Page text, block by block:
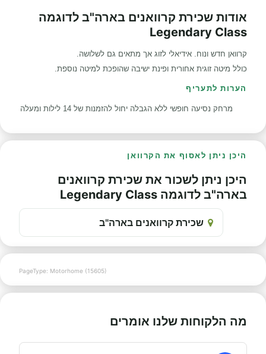
אודות שכירת קרוואנים בארה"ב לדוגמה
Legendary Class
קרוואן חדש ונוח. אידיאלי לזוג אך מתאים גם לשלושה.
כולל מיטה זוגית אחורית ופינת ישיבה שהופכת למיטה נוספת.
הערות לתעריף
מרחק נסיעה חופשי ללא הגבלה יחול להזמנות של 14 לילות ומעלה
היכן ניתן לאסוף את הקרוואן
היכן ניתן לשכור את שכירת קרוואנים
בארה"ב לדוגמה Legendary Class
שכירת קרוואנים בארה"ב
PageType: Motorhome (15605)
מה הלקוחות שלנו אומרים